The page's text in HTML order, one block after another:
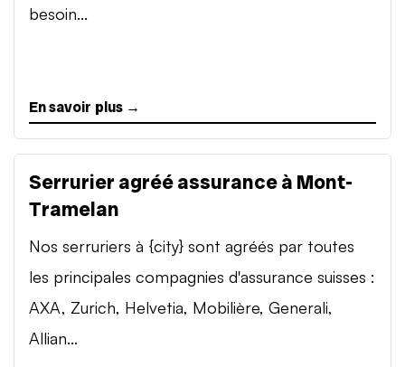
besoin...
En savoir plus →
Serrurier agréé assurance à Mont-
Tramelan
Nos serruriers à {city} sont agréés par toutes
les principales compagnies d'assurance suisses :
AXA, Zurich, Helvetia, Mobilière, Generali,
Allian...